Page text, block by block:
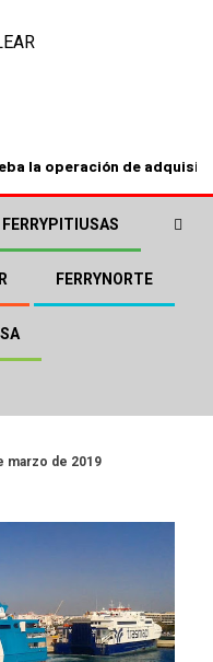
la operación de
FERRYPITIUSAS
FERRYNORTE
retoma
marzo de 2019